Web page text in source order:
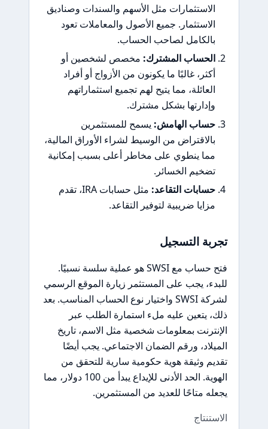
الاستثمارات مثل الأسهم والسندات وصناديق
الاستثمار. جميع الأصول والمعاملات تعود
بالكامل لصاحب الحساب.
الحساب المشترك: مخصص لشخصين أو
أكثر، غالبًا ما يكونون من الأزواج أو أفراد
العائلة، مما يتيح لهم تجميع استثماراتهم
وإدارتها بشكل مشترك.
حساب الهامش: يسمح للمستثمرين
بالاقتراض من الوسيط لشراء الأوراق المالية،
مما ينطوي على مخاطر أعلى بسبب إمكانية
تضخيم الخسائر.
حسابات التقاعد:
مثل حسابات IRA، تقدم
مزايا ضريبية لتوفير التقاعد.
تجربة التسجيل
فتح حساب مع SWSI هو عملية سلسة نسبيًا.
للبدء، يجب على المستثمر زيارة الموقع الرسمي
لشركة SWSI واختيار نوع الحساب المناسب. بعد
ذلك، يتعين عليه ملء استمارة الطلب عبر
الإنترنت بمعلومات شخصية مثل الاسم، تاريخ
الميلاد، ورقم الضمان الاجتماعي. يجب أيضًا
تقديم وثيقة هوية حكومية سارية للتحقق من
الهوية. الحد الأدنى للإيداع يبدأ من 100 دولار، مما
يجعله متاحًا للعديد من المستثمرين.
الاستنتاج